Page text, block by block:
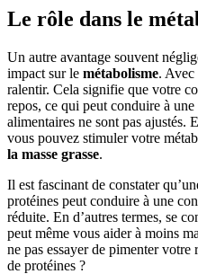
Le rôle dans le
Un autre avantage souvent
impact sur le métabolisme. Avec
ralentir. Cela signifie que votre
repos, ce qui peut conduire à
alimentaires ne sont pas ajustés.
vous pouvez stimuler votre
la masse grasse.
Il est fascinant de constater
protéines peut conduire à une
réduite. En d’autres termes, se
peut même vous aider à moins
ne pas essayer de pimenter
de protéines ?